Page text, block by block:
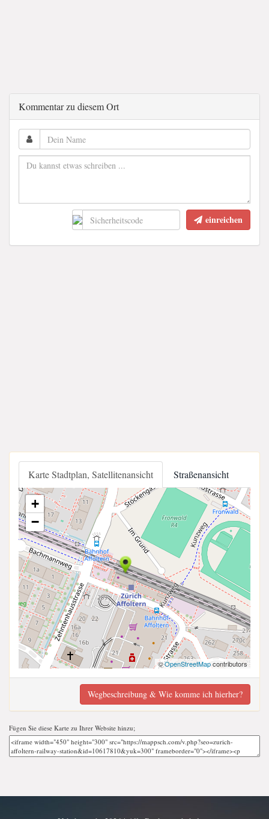
Kommentar zu diesem Ort
einreichen
Karte Stadtplan, Satellitenansicht Straßenansicht
+
−
©OpenStreetMapcontributors
Wegbeschreibung & Wie komme ich hierher?
Fügen Sie diese Karte zu Ihrer Website hinzu;